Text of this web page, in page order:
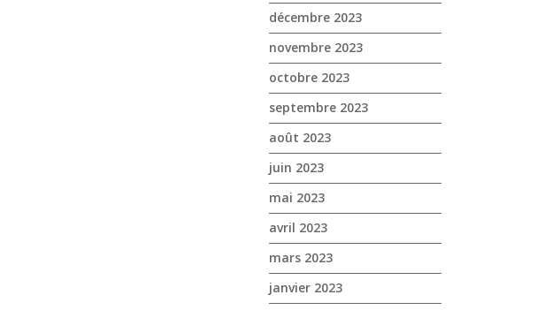
décembre 2023
novembre 2023
octobre 2023
septembre 2023
août 2023
juin 2023
mai 2023
avril 2023
mars 2023
janvier 2023